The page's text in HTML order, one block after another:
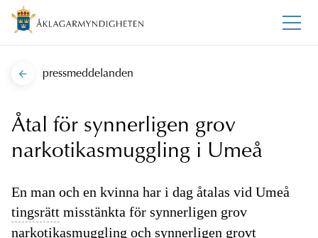
pressmeddelanden
Åtal för synnerligen grov
narkotikasmuggling i Umeå
En man och en kvinna har i dag åtalas vid Umeå
tingsrätt misstänkta för synnerligen grov
narkotikasmuggling och synnerligen grovt